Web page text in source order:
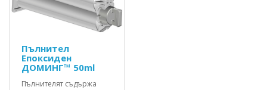
Пълнител
Епоксиден
ДОМИНГ™ 50ml
Пълнителят съдържа